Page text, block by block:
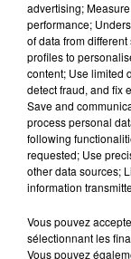
advertising;
performance;
of data from
profiles to
content; Use limited
detect fraud, and fix
Save and
process personal
following
requested; Use
other data sources;
information
Vous pouvez
sélectionnant les
Vous pouvez